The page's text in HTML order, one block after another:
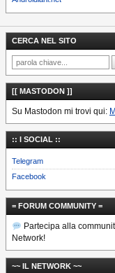
CERCA NEL SITO
[[ MASTODON ]]
Su Mastodon mi trovi qui:
:: I SOCIAL ::
Telegram
Facebook
= FORUM COMMUNITY =
Partecipa alla
Network!
~~ IL NETWORK ~~